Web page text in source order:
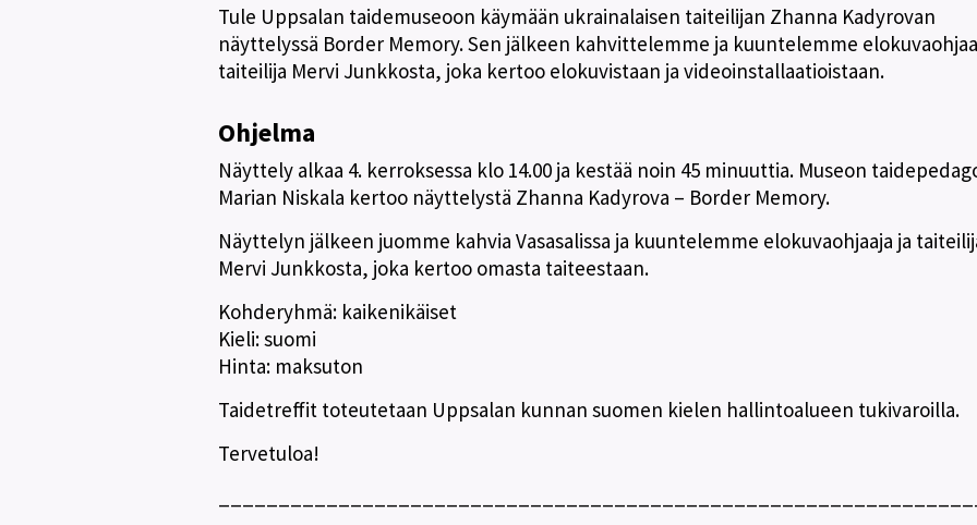
Tule Uppsalan taidemuseoon käymään ukrainalaisen taiteilijan Zhanna Kadyrovan
näyttelyssä Border Memory. Sen jälkeen kahvittelemme ja kuuntelemme
taiteilija Mervi Junkkosta, joka kertoo elokuvistaan ja videoinstallaatioistaan.
Ohjelma
Näyttely alkaa 4. kerroksessa klo 14.00 ja kestää noin 45 minuuttia. Museon
Marian Niskala kertoo näyttelystä Zhanna Kadyrova – Border Memory.
Näyttelyn jälkeen juomme kahvia Vasasalissa ja kuuntelemme elokuvaohjaaja ja
Mervi Junkkosta, joka kertoo omasta taiteestaan.
Kohderyhmä: kaikenikäiset
Kieli: suomi
Hinta: maksuton
Taidetreffit toteutetaan Uppsalan kunnan suomen kielen hallintoalueen tukivaroilla.
Tervetuloa!